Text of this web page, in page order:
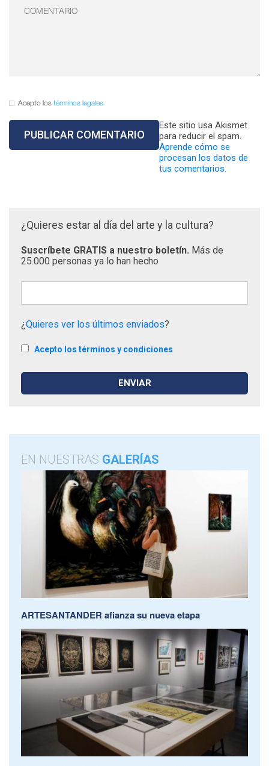
Acepto los términos legales
Este sitio usa Akismet
para reducir el spam.
Aprende cómo se
procesan los datos de
tus comentarios.
¿Quieres estar al día del arte y la cultura?
Suscríbete GRATIS a nuestro boletín. Más de
25.000 personas ya lo han hecho
¿Quieres ver los últimos enviados?
Acepto los términos y condiciones
EN NUESTRAS GALERÍAS
ARTESANTANDER afianza su nueva etapa